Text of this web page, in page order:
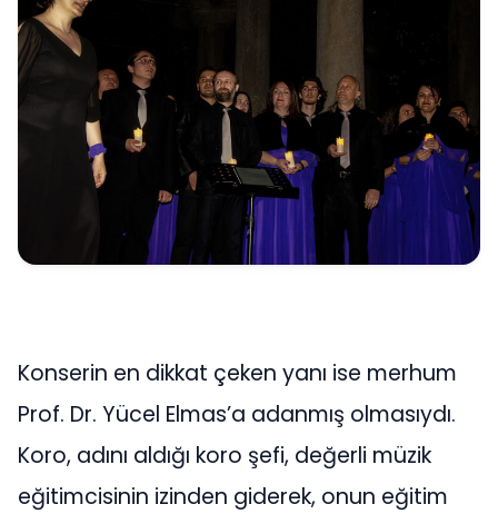
Konserin en dikkat çeken yanı ise merhum
Prof. Dr. Yücel Elmas’a adanmış olmasıydı.
Koro, adını aldığı koro şefi, değerli müzik
eğitimcisinin izinden giderek, onun eğitim